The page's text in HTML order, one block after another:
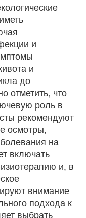
и
и
до
отметить, что
роль в
рекомендуют
осмотры,
на
включать
и, в
внимание
подхода к
выбрать